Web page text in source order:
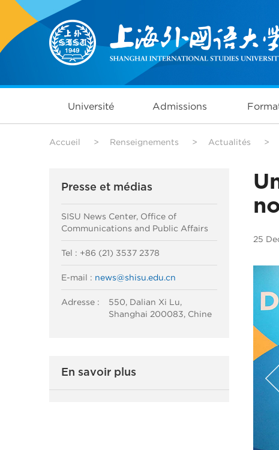
Université Admissions
Accueil > Renseignements > Actualités >
Presse et médias
SISU News Center, Office of
Communications and Public Affairs
Tel : +86 (21) 3537 2378
E-mail : news@shisu.edu.cn
Adresse :
550, Dalian Xi Lu,
Shanghai 200083, Chine
En savoir plus
25